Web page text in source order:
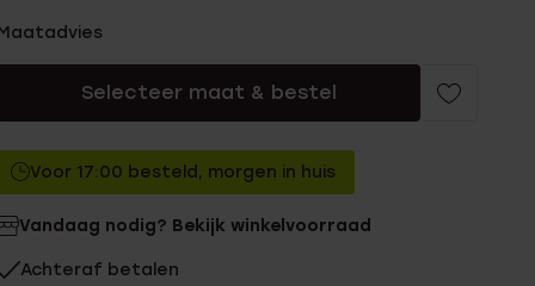
Selecteer maat & bestel
Voor 17:00 besteld, morgen in huis
Vandaag nodig? Bekijk winkelvoorraad
Achteraf betalen